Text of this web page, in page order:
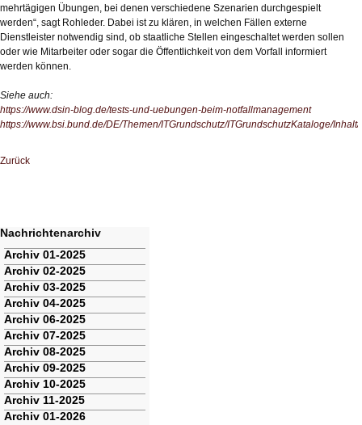
mehrtägigen Übungen, bei denen verschiedene Szenarien durchgespielt
werden“, sagt Rohleder. Dabei ist zu klären, in welchen Fällen externe
Dienstleister notwendig sind, ob staatliche Stellen eingeschaltet werden sollen
oder wie Mitarbeiter oder sogar die Öffentlichkeit von dem Vorfall informiert
werden können.
Siehe auch:
https://www.dsin-blog.de/tests-und-uebungen-beim-notfallmanagement
https://www.bsi.bund.de/DE/Themen/ITGrundschutz/ITGrundschutzKataloge/
Zurück
Nachrichtenarchiv
Navigation
überspringen
Archiv 01-2025
Archiv 02-2025
Archiv 03-2025
Archiv 04-2025
Archiv 06-2025
Archiv 07-2025
Archiv 08-2025
Archiv 09-2025
Archiv 10-2025
Archiv 11-2025
Archiv 01-2026